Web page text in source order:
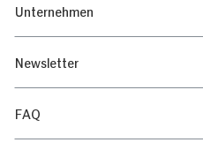
Unternehmen
Newsletter
FAQ